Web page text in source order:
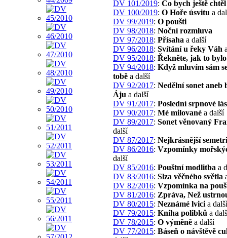
DV 101/2019: Co bych ještě chtěl
DV 100/2019: O Hoře úsvitu a
DV 99/2019: O poušti
DV 98/2018: Noční rozmluva
DV 97/2018: Přísaha a další
DV 96/2018: Svítání u řeky Váh
DV 95/2018: Řekněte, jak to bylo
DV 94/2018: Když mluvím sám
tobě a další
DV 92/2017: Nedělní sonet aneb
Áju a další
DV 91/2017: Poslední srpnové
DV 90/2017: Mé milované a další
DV 89/2017: Sonet věnovaný
další
DV 87/2017: Nejkrásnější
DV 86/2016: Vzpomínky
další
DV 85/2016: Pouštní modlitba a
DV 83/2016: Slza věčného světla
DV 82/2016: Vzpomínka na
DV 81/2016: Zpráva, Než
DV 80/2015: Neznámé lvici a další
DV 79/2015: Kniha polibků a
DV 78/2015: O výměně a další
DV 77/2015: Báseň o návštěvě